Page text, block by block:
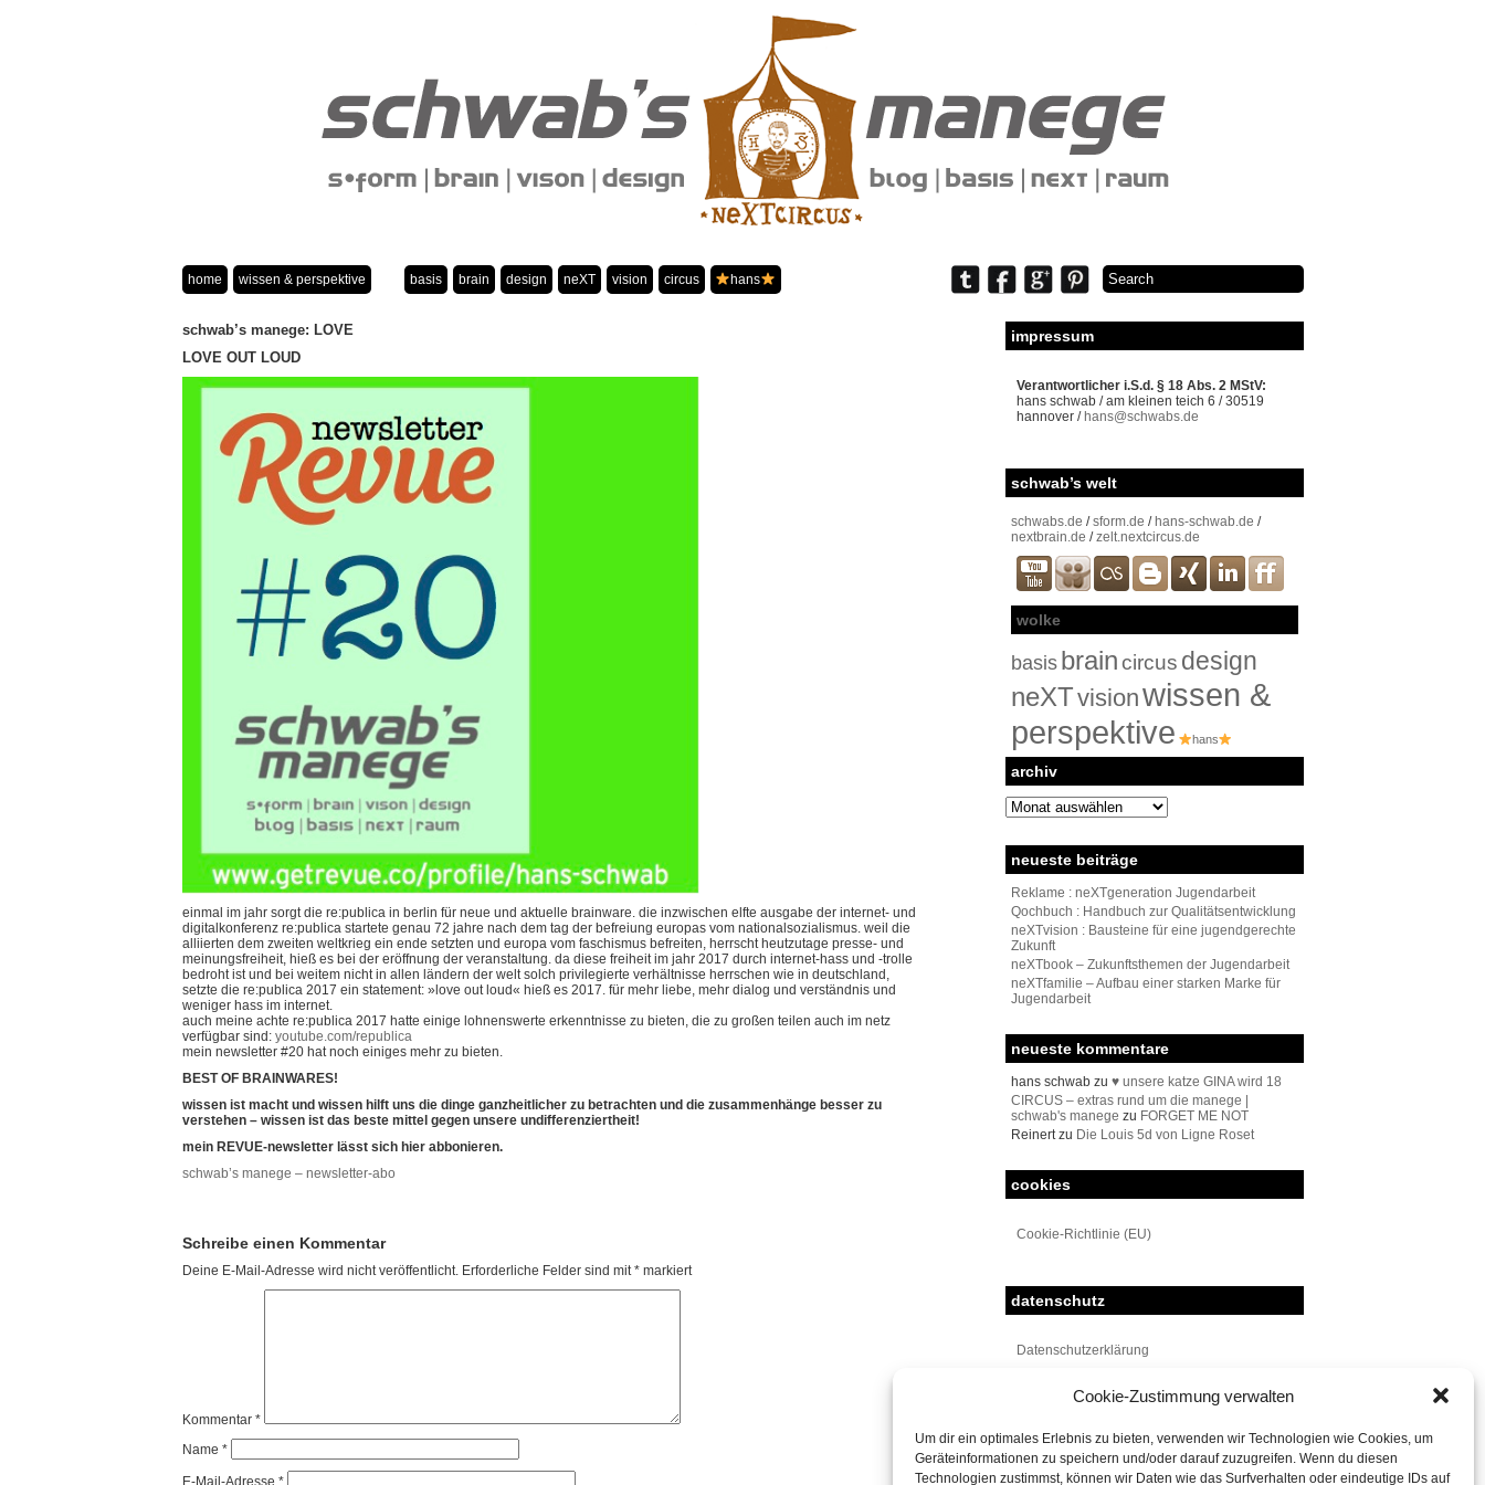
Cookie-Zustimmung verwalten
Um dir ein optimales Erlebnis zu bieten, verwenden wir Technologien wie Cookies, um
Geräteinformationen zu speichern und/oder darauf zuzugreifen. Wenn du diesen
Technologien zustimmst, können wir Daten wie das Surfverhalten oder eindeutige IDs auf
home wissen & perspektive basis brain design neXT vision circus hans
schwab’s manege: LOVE
LOVE OUT LOUD
einmal im jahr sorgt die re:publica in berlin für neue und aktuelle brainware. die inzwischen elfte ausgabe der internet- und
digitalkonferenz re:publica startete genau 72 jahre nach dem tag der befreiung europas vom nationalsozialismus. weil die
alliierten dem zweiten weltkrieg ein ende setzten und europa vom faschismus befreiten, herrscht heutzutage presse- und
meinungsfreiheit, hieß es bei der eröffnung der veranstaltung. da diese freiheit im jahr 2017 durch internet-hass und -trolle
bedroht ist und bei weitem nicht in allen ländern der welt solch privilegierte verhältnisse herrschen wie in deutschland,
setzte die re:publica 2017 ein statement: »love out loud« hieß es 2017. für mehr liebe, mehr dialog und verständnis und
weniger hass im internet.
auch meine achte re:publica 2017 hatte einige lohnenswerte erkenntnisse zu bieten, die zu großen teilen auch im netz
verfügbar sind: youtube.com/republica
mein newsletter #20 hat noch einiges mehr zu bieten.
BEST OF BRAINWARES!
wissen ist macht und wissen hilft uns die dinge ganzheitlicher zu betrachten und die zusammenhänge besser zu
verstehen – wissen ist das beste mittel gegen unsere undifferenziertheit!
mein REVUE-newsletter lässt sich hier abbonieren.
schwab’s manege – newsletter-abo
Schreibe einen Kommentar
Deine E-Mail-Adresse wird nicht veröffentlicht. Erforderliche Felder sind mit*markiert
Kommentar *
Name *
E-Mail-Adresse *
impressum
Verantwortlicher i.S.d. § 18 Abs. 2 MStV:
hans schwab / am kleinen teich 6 / 30519
hannover / hans@schwabs.de
schwab’s welt
schwabs.de /sform.de / hans-schwab.de /
nextbrain.de /zelt.nextcircus.de
wolke
basis braincircus design
neXTvisionwissen &
perspektive
hans
archiv
archiv
neueste beiträge
Reklame : neXTgeneration Jugendarbeit
Qochbuch : Handbuch zur Qualitätsentwicklung
neXTvision : Bausteine für eine jugendgerechte
Zukunft
neXTbook – Zukunftsthemen der Jugendarbeit
neXTfamilie – Aufbau einer starken Marke für
Jugendarbeit
neueste kommentare
hans schwabzu ♥ unsere katze GINA wird 18
CIRCUS – extras rund um die manege |
schwab's manege zu FORGET ME NOT
Reinertzu Die Louis 5d von Ligne Roset
cookies
Cookie-Richtlinie (EU)
datenschutz
Datenschutzerklärung
Eintrags-Feed